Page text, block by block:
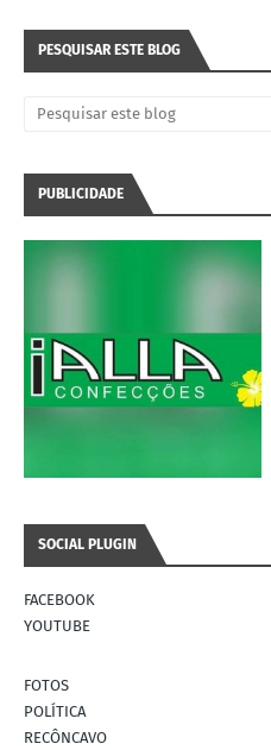
PESQUISAR ESTE BLOG
PUBLICIDADE
SOCIAL PLUGIN
FACEBOOK
YOUTUBE
FOTOS
POLÍTICA
RECÔNCAVO